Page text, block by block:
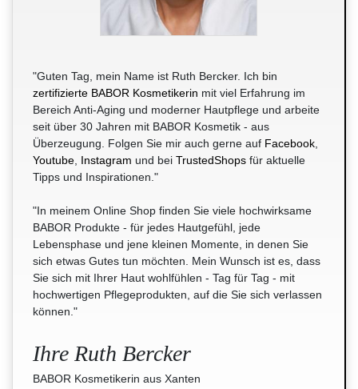
"Guten Tag, mein Name ist Ruth Bercker. Ich bin
zertifizierte BABOR Kosmetikerin mit viel Erfahrung im
Bereich Anti-Aging und moderner Hautpflege und arbeite
seit über 30 Jahren mit BABOR Kosmetik - aus
Überzeugung. Folgen Sie mir auch gerne auf Facebook
Youtube Instagram und bei TrustedShops für aktuelle
Tipps und Inspirationen."
"In meinem Online Shop finden Sie viele hochwirksame
BABOR Produkte - für jedes Hautgefühl, jede
Lebensphase und jene kleinen Momente, in denen Sie
sich etwas Gutes tun möchten. Mein Wunsch ist es, dass
Sie sich mit Ihrer Haut wohlfühlen - Tag für Tag - mit
hochwertigen Pflegeprodukten, auf die Sie sich verlassen
können."
Ihre Ruth Bercker
BABOR Kosmetikerin aus Xanten